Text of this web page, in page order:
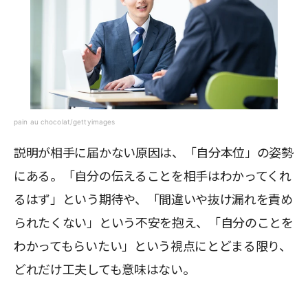
pain au chocolat/gettyimages
説明が相手に届かない原因は、「自分本位」の姿勢
にある。「自分の伝えることを相手はわかってくれ
るはず」という期待や、「間違いや抜け漏れを責め
られたくない」という不安を抱え、「自分のことを
わかってもらいたい」という視点にとどまる限り、
どれだけ工夫しても意味はない。